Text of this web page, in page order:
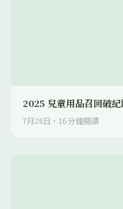
2025 兒童用品召回破紀
7月26日 · 16分鐘閱讀